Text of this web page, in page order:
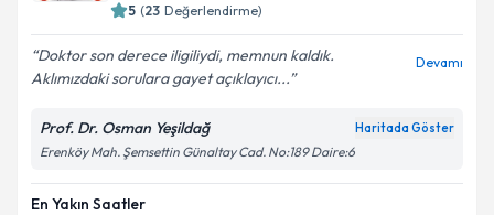
5 (23 Değerlendirme)
Doktor son derece iligiliydi, memnun kaldık.
Aklımızdaki sorulara gayet açıklayıcı...
Devamı
Prof. Dr. Osman Yeşildağ Haritada Göster
Erenköy Mah. Şemsettin Günaltay Cad. No:189 Daire:6
En Yakın Saatler